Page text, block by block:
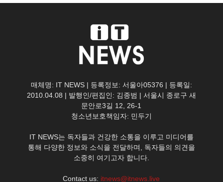
매체명: IT NEWS | 등록정보: 서울아05376 | 등록일:
2010.04.08 | 발행인/편집인: 김종범 | 서울시 종로구 새
문안로3길 12, 26-1
청소년보호책임자: 민두기
IT NEWS는 독자들과 건강한 소통을 이루고 미디어를
통해 다양한 정보와 소식을 전달하며, 독자들의 의견을
소중히 여기고자 합니다.
Contact us: itnews@itnews.live